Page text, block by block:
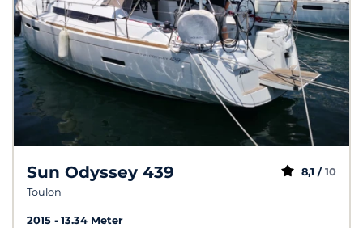
Sun Odyssey 439
Toulon
8,1 / 10
2015
13.34 Meter